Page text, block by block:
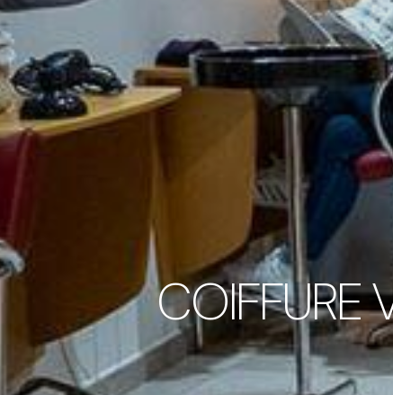
COIFFURE